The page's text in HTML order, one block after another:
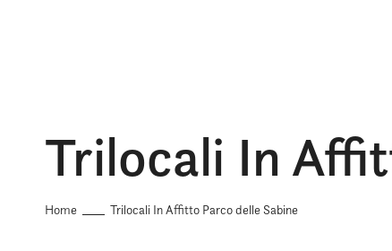
Trilocali In
Home Trilocali In Affitto Parco delle Sabine